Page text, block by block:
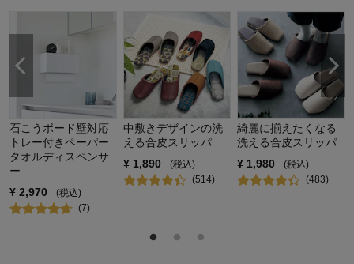
石こうボード壁対応
トレー付きペーパー
タオルディスペンサ
ー
¥ 2,970
(税込)
(7)
中敷きデザインの洗
える合皮スリッパ
¥ 1,890
(税込)
(514)
綺麗に揃えたくなる
洗える合皮スリッパ
¥ 1,980
(税込)
(483)